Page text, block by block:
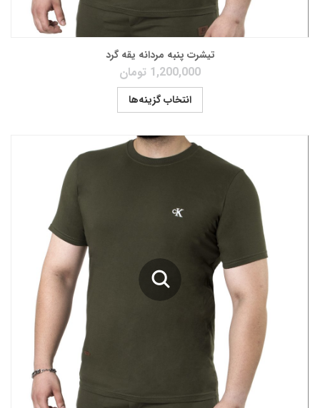
تیشرت پنبه مردانه یقه گرد
1,200,000 تومان
انتخاب گزینه‌ها